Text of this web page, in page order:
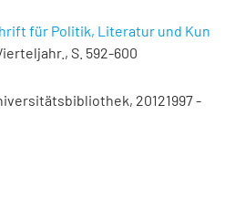
für Politik, Literatur und Kun
S. 592-600
20121997 -